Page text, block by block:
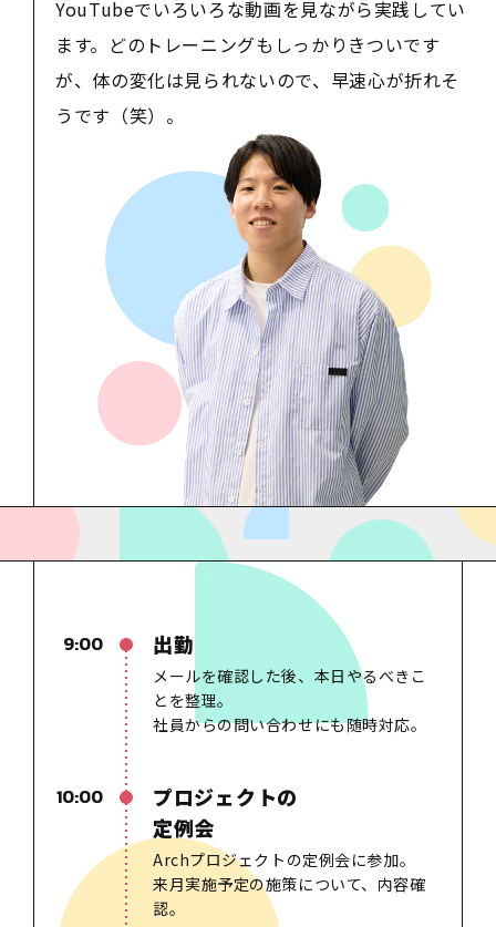
YouTubeでいろいろな動画を見ながら実践してい
ます。どのトレーニングもしっかりきついです
が、体の変化は見られないので、早速心が折れそ
うです（笑）。
9:00 出勤
メールを確認した後、本日やるべきこ
とを整理。
社員からの問い合わせにも随時対応。
10:00
プロジェクトの
定例会
Archプロジェクトの定例会に参加。
来月実施予定の施策について、内容確
認。